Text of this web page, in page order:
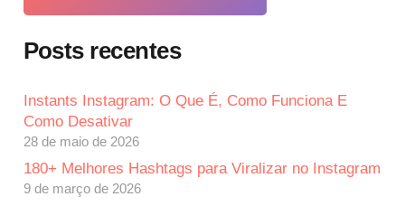
Posts recentes
Instants Instagram: O Que É, Como Funciona E
Como Desativar
28 de maio de 2026
180+ Melhores Hashtags para Viralizar no Instagram
9 de março de 2026